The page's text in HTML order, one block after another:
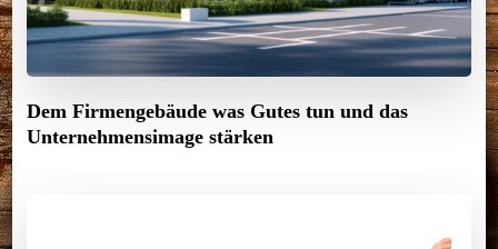
Dem Firmengebäude was Gutes tun und das
Unternehmensimage stärken